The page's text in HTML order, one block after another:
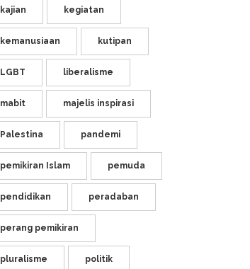
kajian kegiatan
kemanusiaan kutipan
LGBT liberalisme
mabit majelis inspirasi
Palestina pandemi
pemikiran Islam pemuda
pendidikan peradaban
perang pemikiran
pluralisme politik